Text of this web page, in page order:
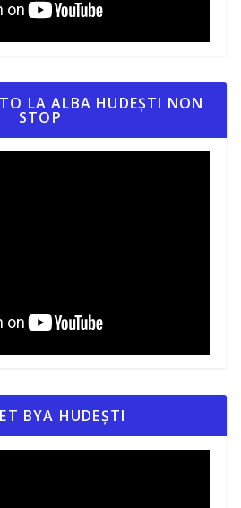
LA ALBA HUDEȘTI NON
STOP
BYA HUDEȘTI